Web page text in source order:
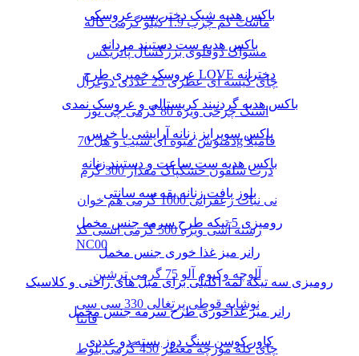
ماست کم چرب 1.9 کیلو گرمی کاله
مسواک دوقلوی بزرگسال پاتریکس
چای کیسه ای عطری 25 عددی دوغزال
اسنک چرخی ویژه 80 گرمی چی توز
دمنوش میوه ای سیب و هل 70g فامیلا
ذرت سلفون خشکپاک مقدار 300 گرم
نی نبات زعفرانی 1000 گرمی هم خوان
رشته آشی ویژه 500 گرمی انسی کد
NC00
آلوچه وکیوم آلو 75 گرمی ترشین
نوشابه قوطی پرتغالی 330 سی سی
فانتا
چای کله مورچه معطر 450 گرمی بلوط
باکس هدیه شیک دختر پسر عروسکی
باکس هدیه ست دستبند مردانه
عروسک خمیری طرح LOVE دخترانه
باکس هدیه گردنبند کریستالی و عروسک نمدی
باکس سوپرایز زنانه آرایشی با خرس
باکس هدیه ست ساعت و دستبند زنانه
بلوز بافت زنانه یقه سه سانتی
رومیزی 5 تیکه طرح سرمه جنس مخمل
رانر میز غذا خوری جنس مخمل
رومیزی سه تیکه لمه اکلیلی برای مبل های راحتی و کلاسیک
رانر میز غذاخوری طرح سرمه جنس مخمل
کاور کوسن سنگ دوز بسته دو عددی